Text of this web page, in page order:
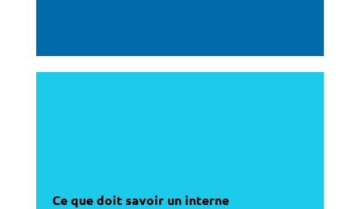
Ce que doit savoir un interne